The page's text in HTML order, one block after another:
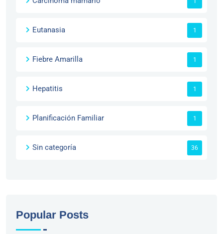
Eutanasia 1
Fiebre Amarilla 1
Hepatitis 1
Planificación Familiar 1
Sin categoría 36
Popular Posts